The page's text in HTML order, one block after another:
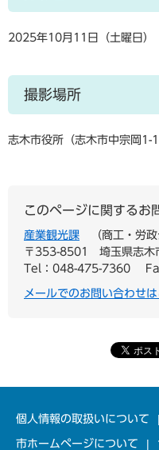
2025年10月11日（土曜日）
撮影場所
志木市役所（志木市中宗岡1-
このページに関するお
産業観光課
商工・労
〒353-8501
埼玉県志木
Tel：048-475-7360
メールでのお問い合わせ
個人情報の取扱いについて
市ホームページについて